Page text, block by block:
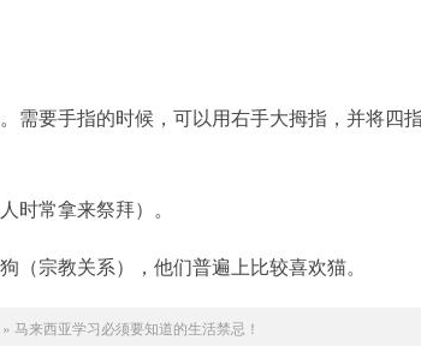
需要手指的时候，可以用右手大拇指，并将四
时常拿来祭拜）。
宗教关系），他们普遍上比较喜欢猫。
» 马来西亚学习必须要知道的生活禁忌！